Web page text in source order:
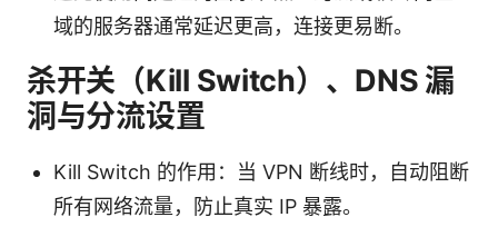
域的服务器通常延迟更高，连接更易断。
杀开关（Kill Switch）、DNS 漏
洞与分流设置
Kill Switch 的作用：当 VPN 断线时，自动阻断
所有网络流量，防止真实 IP 暴露。